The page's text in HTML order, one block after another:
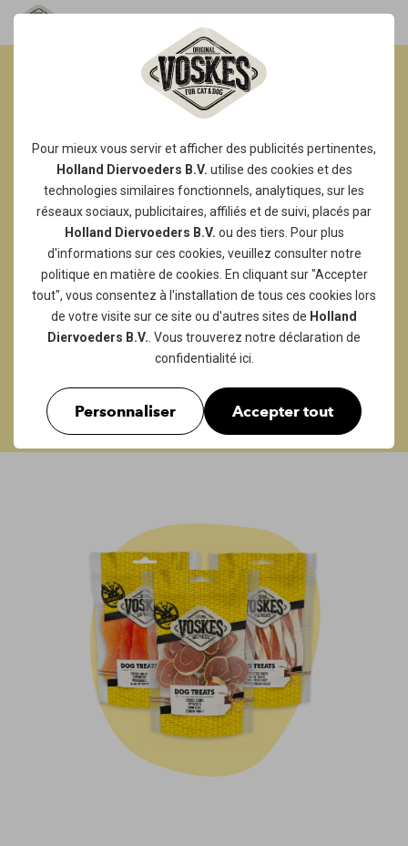
Pour mieux vous servir et afficher des publicités pertinentes,
Holland Diervoeders B.V. utilise des cookies et des
technologies similaires fonctionnels, analytiques, sur les
réseaux sociaux, publicitaires, affiliés et de suivi, placés par
Holland Diervoeders B.V. ou des tiers. Pour plus
d'informations sur ces cookies, veuillez consulter notre
politique en matière de cookies . En cliquant sur "Accepter
tout", vous consentez à l'installation de tous ces cookies lors
de votre visite sur ce site ou d'autres sites de Holland
Diervoeders B.V. . Vous trouverez notre déclaration de
confidentialité ici.
Personnaliser Accepter tout
CHIEN HEUREUX =
MAÎTRE HEUREUX !
Lorsque votre chien rayonne de joie et remue
la queue, vous savez qu'il est heureux et cela
vous rend, en tant que propriétaire, totalement
heureux aussi. Après tout, c'est pour cela que
vous le faites, n'est-ce pas ? Voskes propose
dans sa gamme un grand nombre de
friandises dont nos amis à quatre pattes se
pourlécheront les babines. Pourquoi ?
Simplement parce que votre fidèle
compagnon le mérite !